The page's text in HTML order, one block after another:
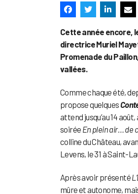
Cette année encore,
directrice Muriel
Promenade du
vallées.
Comme chaque été,
propose quelques
attend jusqu’au 14
soirée En plein air… de
colline du Château,
Levens, le 31 à Saint-
Après avoir présenté
mûre et autonome,